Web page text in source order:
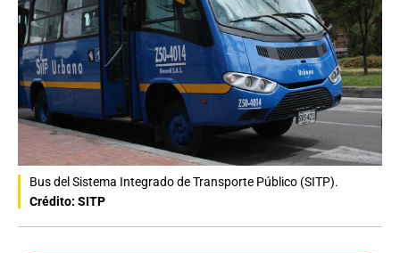
Bus del Sistema Integrado de Transporte Público (SITP).
Crédito: SITP